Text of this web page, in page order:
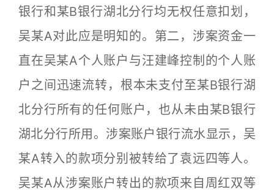
银行和某B银行湖北分行均无权任意扣划，
吴某A对此应是明知的。第二，涉案资金一
直在吴某A个人账户与汪建峰控制的个人账
户之间迅速流转，根本未支付至某B银行湖
北分行所有的任何账户，也从未由某B银行
湖北分行所用。涉案账户银行流水显示，吴
某A转入的款项分别被转给了袁远四等人。
吴某A从涉案账户转出的款项来自周红双等